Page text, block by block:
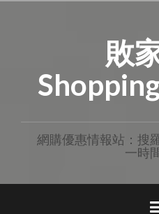
敗
網購優惠情報站：搜
一時